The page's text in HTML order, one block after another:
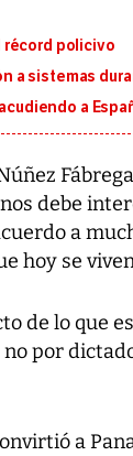
récord policivo
a sistemas
a
debe
a
hoy se
de lo que
por
a